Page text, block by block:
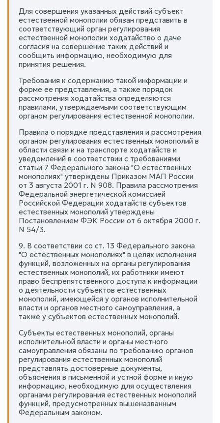
Для совершения указанных действий субъект
естественной монополии обязан представить в
соответствующий орган регулирования
естественной монополии ходатайство о даче
согласия на совершение таких действий и
сообщить информацию, необходимую для
принятия решения.
Требования к содержанию такой информации и
форме ее представления, а также порядок
рассмотрения ходатайства определяются
правилами, утверждаемыми соответствующим
органом регулирования естественной монополии.
Правила о порядке представления и рассмотрения
органом регулирования естественных монополий в
области связи и на транспорте ходатайств и
уведомлений в соответствии с требованиями
статьи 7 Федерального закона "О естественных
монополиях" утверждены Приказом МАП России
от 3 августа 2001 г. N 908. Правила рассмотрения
Федеральной энергетической комиссией
Российской Федерации ходатайств субъектов
естественных монополий утверждены
Постановлением ФЭК России от 6 октября 2000 г.
N 54/3.
9. В соответствии со ст. 13 Федерального закона
"О естественных монополиях" в целях исполнения
функций, возложенных на органы регулирования
естественных монополий, их работники имеют
право беспрепятственного доступа к информации
о деятельности субъектов естественных
монополий, имеющейся у органов исполнительной
власти и органов местного самоуправления, а
также у субъектов естественных монополий.
Субъекты естественных монополий, органы
исполнительной власти и органы местного
самоуправления обязаны по требованию органов
регулирования естественных монополий
представлять достоверные документы,
объяснения в письменной и устной форме и иную
информацию, необходимую для осуществления
органами регулирования естественных монополий
функций, предусмотренных вышеназванным
Федеральным законом.